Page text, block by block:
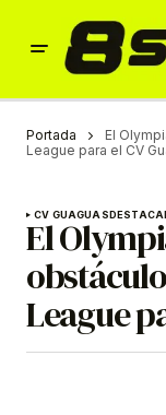
Portada
El
League para el CV
CV GUAGUAS
El
League